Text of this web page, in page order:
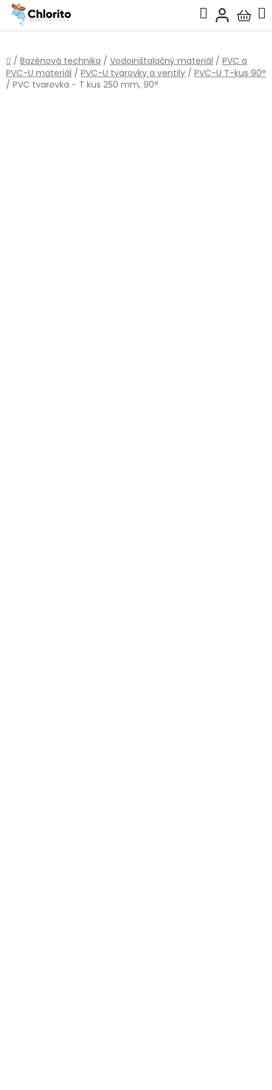
Prejsť
obsah
Hľadať
košík
Domov
/ Bazénová technika / Vodoinštalačný materiál / PVC a
PVC-U materiál / PVC-U tvarovky a ventily / PVC-U T-kus 90°
/ PVC tvarovka - T kus 250 mm, 90°